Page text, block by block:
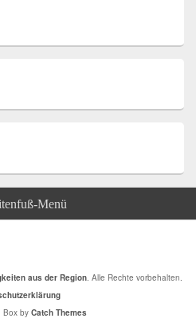
Menü
aus der Region. Alle Rechte vorbehalten.
Box by Catch Themes